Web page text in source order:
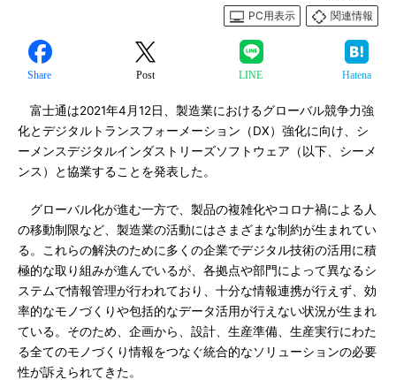
PC用表示
関連情報
Share Post LINE Hatena
富士通は2021年4月12日、製造業におけるグローバル競争力強
化とデジタルトランスフォーメーション（DX）強化に向け、シ
ーメンスデジタルインダストリーズソフトウェア（以下、シーメ
ンス）と協業することを発表した。
グローバル化が進む一方で、製品の複雑化やコロナ禍による人
の移動制限など、製造業の活動にはさまざまな制約が生まれてい
る。これらの解決のために多くの企業でデジタル技術の活用に積
極的な取り組みが進んでいるが、各拠点や部門によって異なるシ
ステムで情報管理が行われており、十分な情報連携が行えず、効
率的なモノづくりや包括的なデータ活用が行えない状況が生まれ
ている。そのため、企画から、設計、生産準備、生産実行にわた
る全てのモノづくり情報をつなぐ統合的なソリューションの必要
性が訴えられてきた。